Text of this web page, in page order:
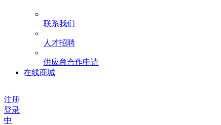
联系我们
人才招聘
供应商合作申请
在线商城
注册
登录
中